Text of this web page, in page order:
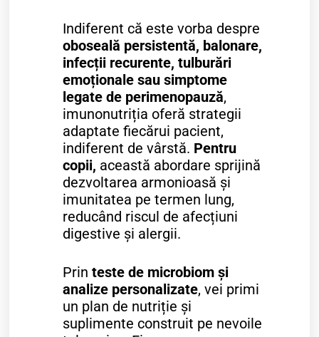
Indiferent că este vorba despre
oboseală persistentă, balonare,
infecții recurente, tulburări
emoționale sau simptome
legate de perimenopauză,
imunonutriția oferă strategii
adaptate fiecărui pacient,
indiferent de vârstă. Pentru
copii, această abordare sprijină
dezvoltarea armonioasă și
imunitatea pe termen lung,
reducând riscul de afecțiuni
digestive și alergii.
Printeste de microbiom și
analize personalizate, vei primi
un plan de nutriție și
suplimente construit pe nevoile